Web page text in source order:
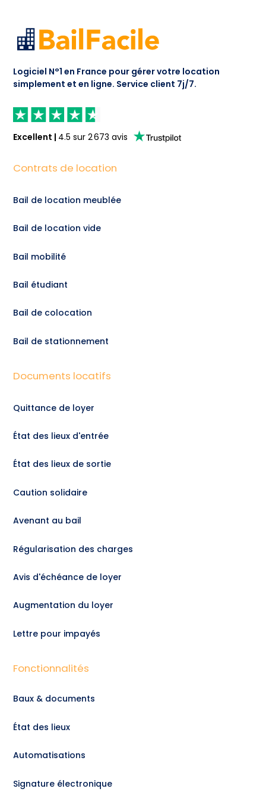
Logiciel N°1 en France pour gérer votre location
simplement et en ligne. Service client 7j/7.
Excellent | 4.5 sur2 673 avis
Contrats de location
Bail de location meublée
Bail de location vide
Bail mobilité
Bail étudiant
Bail de colocation
Bail de stationnement
Documents locatifs
Quittance de loyer
État des lieux d'entrée
État des lieux de sortie
Caution solidaire
Avenant au bail
Régularisation des charges
Avis d'échéance de loyer
Augmentation du loyer
Lettre pour impayés
Fonctionnalités
Baux & documents
État des lieux
Automatisations
Signature électronique